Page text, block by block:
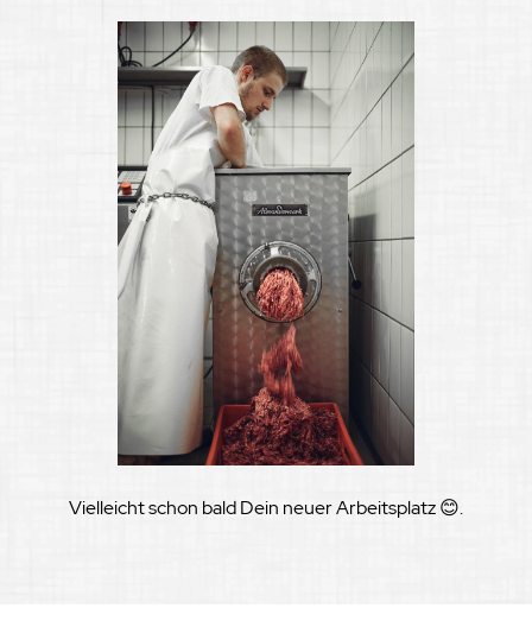
Vielleicht schon bald Dein neuer Arbeitsplatz 😊.